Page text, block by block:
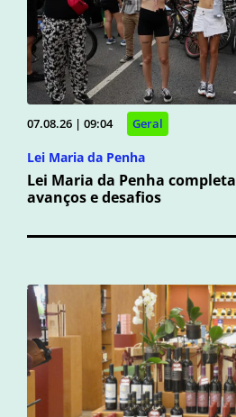
07.08.26 | 09:04 Geral
Lei Maria da Penha
Lei Maria da Penha
avanços e desafios